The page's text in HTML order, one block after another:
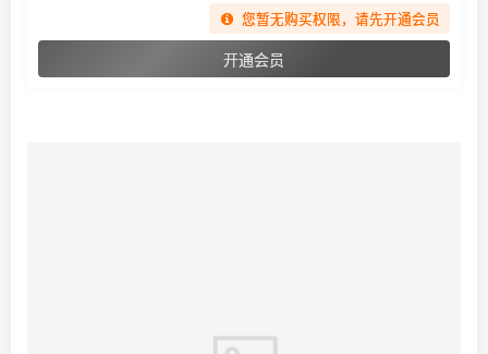
您暂无购买权限，请先开通会员
开通会员